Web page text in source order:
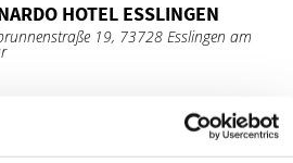
HO­TEL ESS­LIN­GEN
19, 73728 Esslingen am